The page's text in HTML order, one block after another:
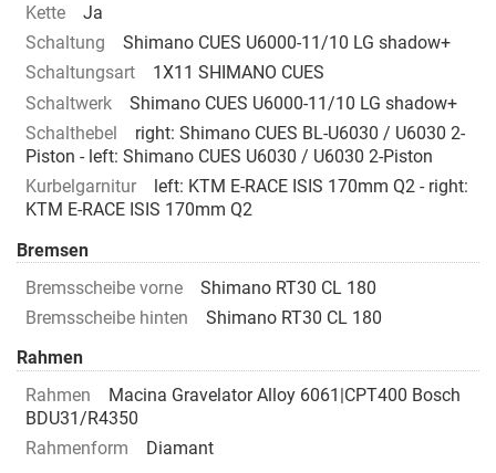
Kette
Ja
Schaltung
Shimano CUES U6000-11/10 LG shadow+
Schaltungsart
1X11 SHIMANO CUES
Schaltwerk
Shimano CUES U6000-11/10 LG shadow+
Schalthebel
right: Shimano CUES BL-U6030 / U6030 2-
Piston - left: Shimano CUES U6030 / U6030 2-Piston
Kurbelgarnitur
left: KTM E-RACE ISIS 170mm Q2 - right:
KTM E-RACE ISIS 170mm Q2
Bremsen
Bremsscheibe vorne
Shimano RT30 CL 180
Bremsscheibe hinten
Shimano RT30 CL 180
Rahmen
Rahmen
Macina Gravelator Alloy 6061|CPT400 Bosch
BDU31/R4350
Rahmenform
Diamant